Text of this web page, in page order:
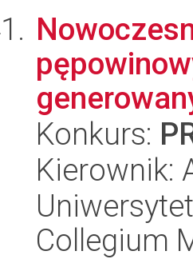
Konkurs:
Kierownik:
Collegium